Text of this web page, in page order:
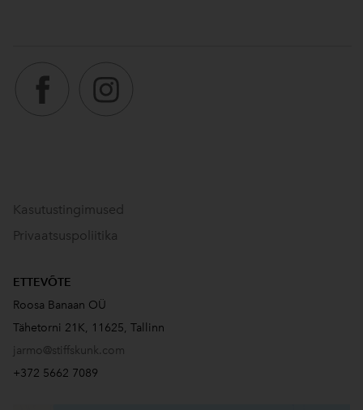
Kasutustingimused
Privaatsuspoliitika
ETTEVÕTE
Roosa Banaan OÜ
Tähetorni 21K, 11625, Tallinn
jarmo@stiffskunk.com
+372 5662 7089